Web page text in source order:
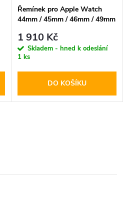
Řemínek pro Apple Watch
44mm / 45mm / 46mm / 49mm
1 910 Kč
Skladem - hned k odeslání
1 ks
DO KOŠÍKU